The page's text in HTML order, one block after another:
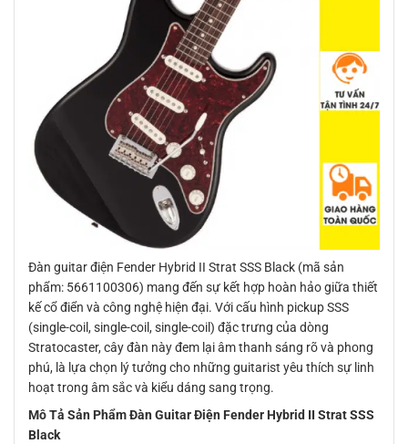
Đàn guitar điện Fender Hybrid II Strat SSS Black (mã sản
phẩm: 5661100306) mang đến sự kết hợp hoàn hảo giữa thiết
kế cổ điển và công nghệ hiện đại. Với cấu hình pickup SSS
(single-coil, single-coil, single-coil) đặc trưng của dòng
Stratocaster, cây đàn này đem lại âm thanh sáng rõ và phong
phú, là lựa chọn lý tưởng cho những guitarist yêu thích sự linh
hoạt trong âm sắc và kiểu dáng sang trọng.
Mô Tả Sản Phẩm Đàn Guitar Điện Fender Hybrid II Strat SSS
Black